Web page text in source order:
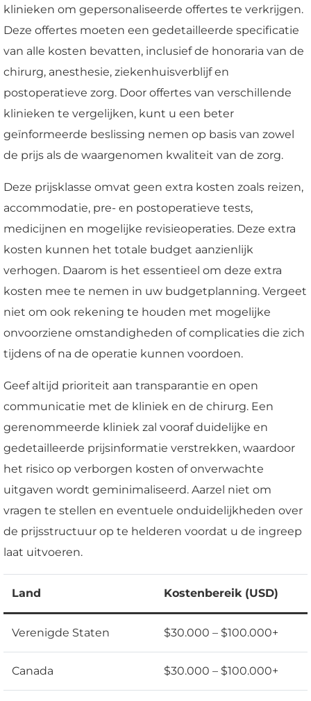
klinieken om gepersonaliseerde offertes te verkrijgen.
Deze offertes moeten een gedetailleerde specificatie
van alle kosten bevatten, inclusief de honoraria van de
chirurg, anesthesie, ziekenhuisverblijf en
postoperatieve zorg. Door offertes van verschillende
klinieken te vergelijken, kunt u een beter
geïnformeerde beslissing nemen op basis van zowel
de prijs als de waargenomen kwaliteit van de zorg.
Deze prijsklasse omvat geen extra kosten zoals reizen,
accommodatie, pre- en postoperatieve tests,
medicijnen en mogelijke revisieoperaties. Deze extra
kosten kunnen het totale budget aanzienlijk
verhogen. Daarom is het essentieel om deze extra
kosten mee te nemen in uw budgetplanning. Vergeet
niet om ook rekening te houden met mogelijke
onvoorziene omstandigheden of complicaties die zich
tijdens of na de operatie kunnen voordoen.
Geef altijd prioriteit aan transparantie en open
communicatie met de kliniek en de chirurg. Een
gerenommeerde kliniek zal vooraf duidelijke en
gedetailleerde prijsinformatie verstrekken, waardoor
het risico op verborgen kosten of onverwachte
uitgaven wordt geminimaliseerd. Aarzel niet om
vragen te stellen en eventuele onduidelijkheden over
de prijsstructuur op te helderen voordat u de ingreep
laat uitvoeren.
Land Kostenbereik (USD)
Verenigde Staten $30.000 – $100.000+
Canada $30.000 – $100.000+